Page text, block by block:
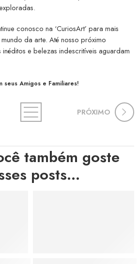
conosco na ‘CuriosArt’ para mais
da arte. Até nosso próximo
e belezas indescritíveis aguardam
seus Amigos e Familiares!
PRÓXIMO
também goste
posts...